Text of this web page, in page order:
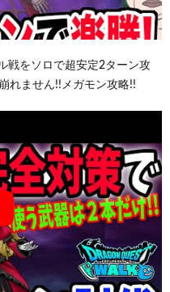
戦をソロで超安定2ターン攻
れません!!メガモン攻略!!